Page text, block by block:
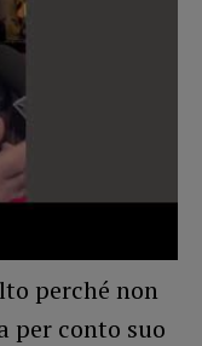
perché non
per conto suo